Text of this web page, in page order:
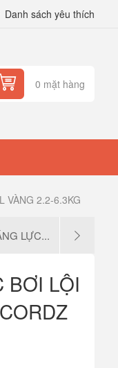
Danh sách yêu thích
0 mặt hàng
VÀNG 2.2-6.3KG
LỰC...
BƠI LỘI